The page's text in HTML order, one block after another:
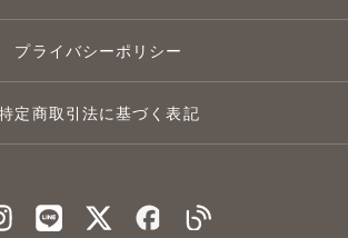
プライバシーポリシー
定商取引法に基づく表記